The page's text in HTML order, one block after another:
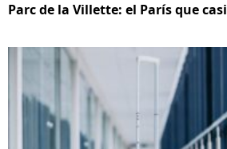
Parc de la Villette: el París que